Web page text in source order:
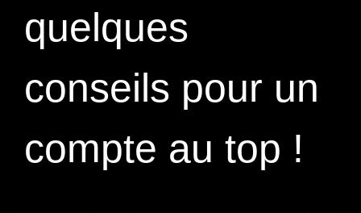
quelques
conseils pour un
compte au top !